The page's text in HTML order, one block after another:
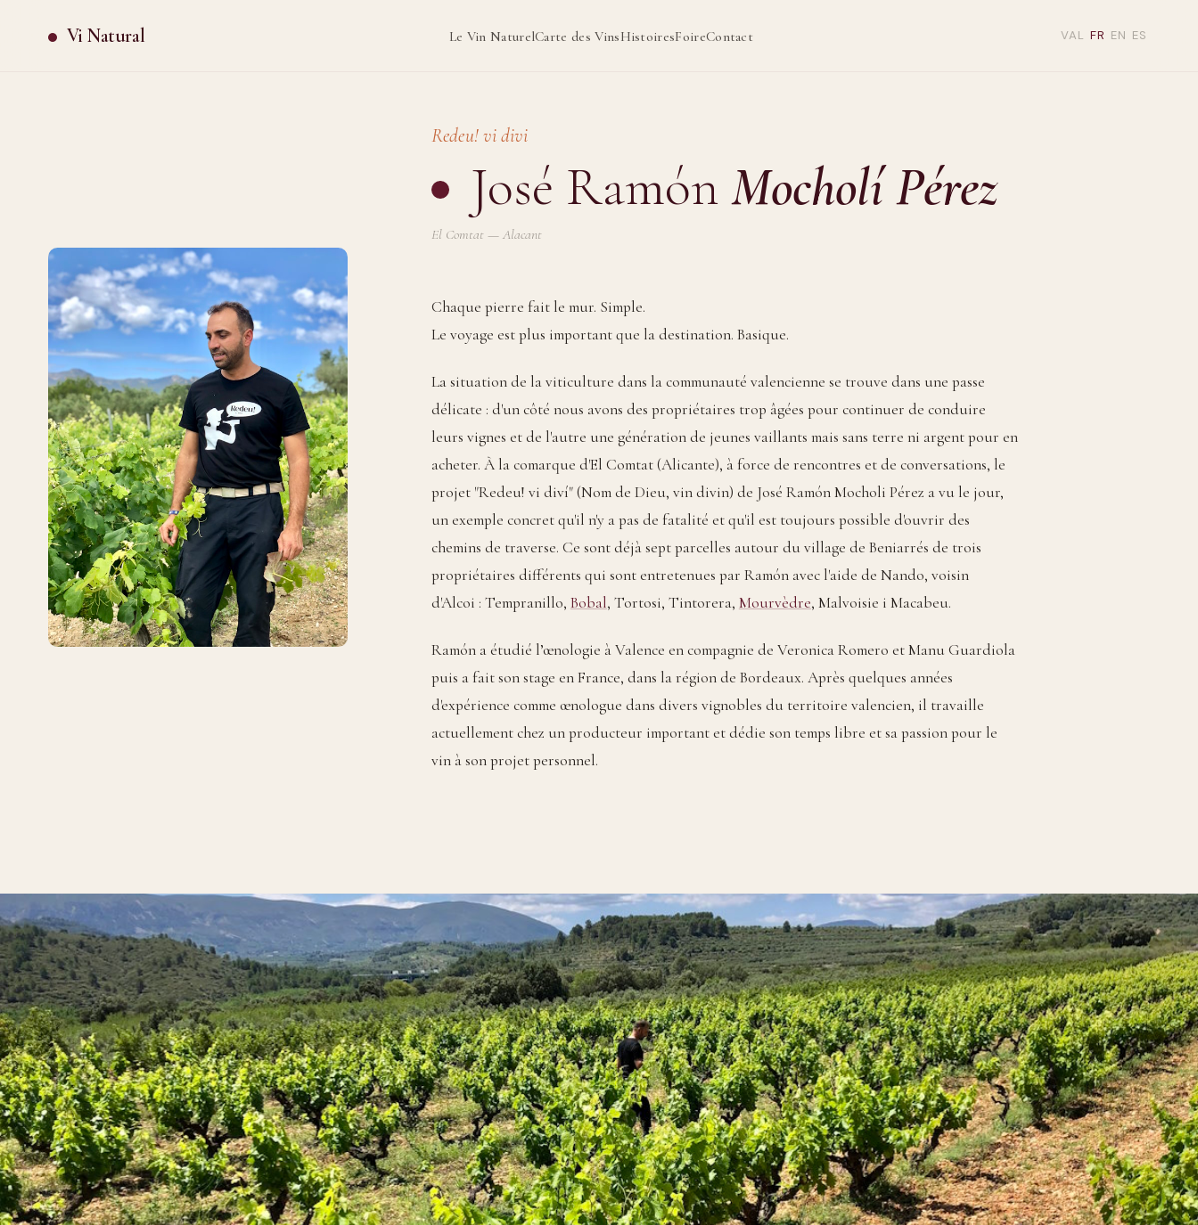
Vi Natural Le Vin NaturelCarte des VinsHistoiresFoireContact VAL FR EN ES
Redeu! vi divi
José RamónMocholí Pérez
El Comtat — Alacant
Chaque pierre fait le mur. Simple.
Le voyage est plus important que la destination. Basique.
La situation de la viticulture dans la communauté valencienne se trouve dans une passe
délicate : d'un côté nous avons des propriétaires trop âgées pour continuer de conduire
leurs vignes et de l'autre une génération de jeunes vaillants mais sans terre ni argent pour en
acheter. À la comarque d'El Comtat (Alicante), à force de rencontres et de conversations, le
projet "Redeu! vi diví" (Nom de Dieu, vin divin) de José Ramón Mocholi Pérez a vu le jour,
un exemple concret qu'il n'y a pas de fatalité et qu'il est toujours possible d'ouvrir des
chemins de traverse. Ce sont déjà sept parcelles autour du village de Beniarrés de trois
propriétaires différents qui sont entretenues par Ramón avec l'aide de Nando, voisin
d'Alcoi : Tempranillo, Bobal, Tortosi, Tintorera, Mourvèdre, Malvoisie i Macabeu.
Ramón a étudié l’œnologie à Valence en compagnie de Veronica Romero et Manu Guardiola
puis a fait son stage en France, dans la région de Bordeaux. Après quelques années
d'expérience comme œnologue dans divers vignobles du territoire valencien, il travaille
actuellement chez un producteur important et dédie son temps libre et sa passion pour le
vin à son projet personnel.